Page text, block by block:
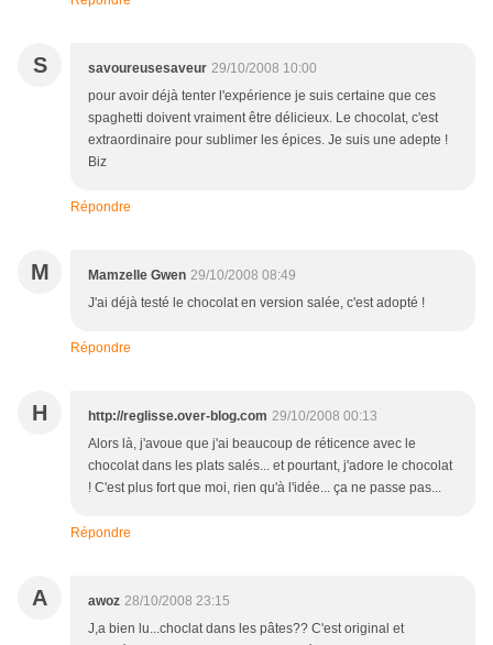
S savoureusesaveur 29/10/2008 10:00
pour avoir déjà tenter l'expérience je suis certaine que ces
spaghetti doivent vraiment être délicieux. Le chocolat, c'est
extraordinaire pour sublimer les épices. Je suis une adepte !
Biz
Répondre
M Mamzelle Gwen 29/10/2008 08:49
J'ai déjà testé le chocolat en version salée, c'est adopté !
Répondre
H http://reglisse.over-blog.com 29/10/2008 00:13
Alors là, j'avoue que j'ai beaucoup de réticence avec le
chocolat dans les plats salés... et pourtant, j'adore le chocolat
! C'est plus fort que moi, rien qu'à l'idée... ça ne passe pas...
Répondre
A awoz 28/10/2008 23:15
J,a bien lu...choclat dans les pâtes?? C'est original et